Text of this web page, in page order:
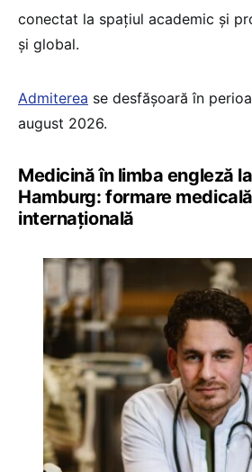
conectat la spațiul academic și
și global.
Admiterea se desfășoară în
august 2026.
Medicină în limba engleză
Hamburg: formare
internațională